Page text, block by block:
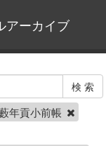
アーカイブ
年貢小前帳